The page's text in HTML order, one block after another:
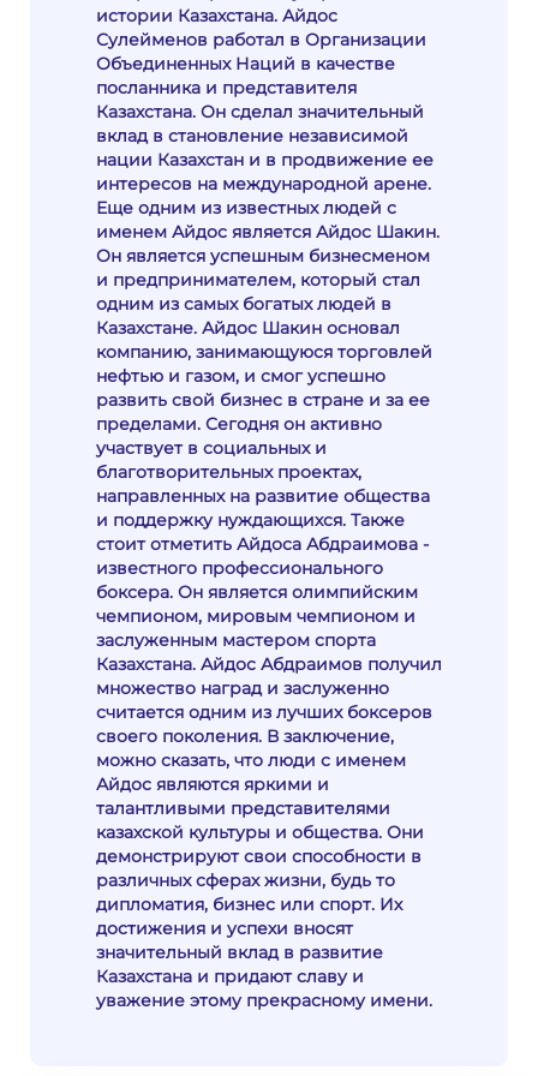
истории Казахстана. Айдос
Сулейменов работал в Организации
Объединенных Наций в качестве
посланника и представителя
Казахстана. Он сделал значительный
вклад в становление независимой
нации Казахстан и в продвижение ее
интересов на международной арене.
Еще одним из известных людей с
именем Айдос является Айдос Шакин.
Он является успешным бизнесменом
и предпринимателем, который стал
одним из самых богатых людей в
Казахстане. Айдос Шакин основал
компанию, занимающуюся торговлей
нефтью и газом, и смог успешно
развить свой бизнес в стране и за ее
пределами. Сегодня он активно
участвует в социальных и
благотворительных проектах,
направленных на развитие общества
и поддержку нуждающихся. Также
стоит отметить Айдоса Абдраимова -
известного профессионального
боксера. Он является олимпийским
чемпионом, мировым чемпионом и
заслуженным мастером спорта
Казахстана. Айдос Абдраимов получил
множество наград и заслуженно
считается одним из лучших боксеров
своего поколения. В заключение,
можно сказать, что люди с именем
Айдос являются яркими и
талантливыми представителями
казахской культуры и общества. Они
демонстрируют свои способности в
различных сферах жизни, будь то
дипломатия, бизнес или спорт. Их
достижения и успехи вносят
значительный вклад в развитие
Казахстана и придают славу и
уважение этому прекрасному имени.